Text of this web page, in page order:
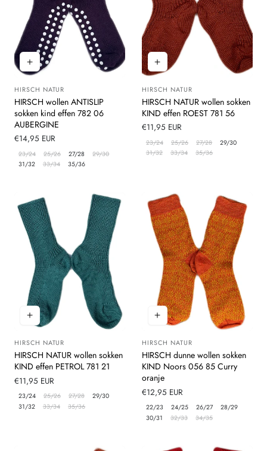
Leverancier:
HIRSCH NATUR
HIRSCH wollen ANTISLIP
sokken kind effen 782 06
AUBERGINE
Normale
prijs
€14,95 EUR
23/24 25/26 27/28
29/30
31/32
33/34 35/36
Leverancier:
HIRSCH NATUR
HIRSCH NATUR wollen sokken
KIND effen ROEST 781 56
Normale
prijs
€11,95 EUR
23/24 25/26 27/28
29/30
31/32
33/34 35/36
Leverancier:
HIRSCH NATUR
HIRSCH NATUR wollen sokken
KIND effen PETROL 781 21
Normale
prijs
€11,95 EUR
23/24 25/26 27/28
29/30
31/32
33/34 35/36
Leverancier:
HIRSCH NATUR
HIRSCH dunne wollen sokken
KIND Noors 056 85 Curry
oranje
Normale
prijs
€12,95 EUR
22/23 24/25 26/27
28/29
30/31
32/33 34/35